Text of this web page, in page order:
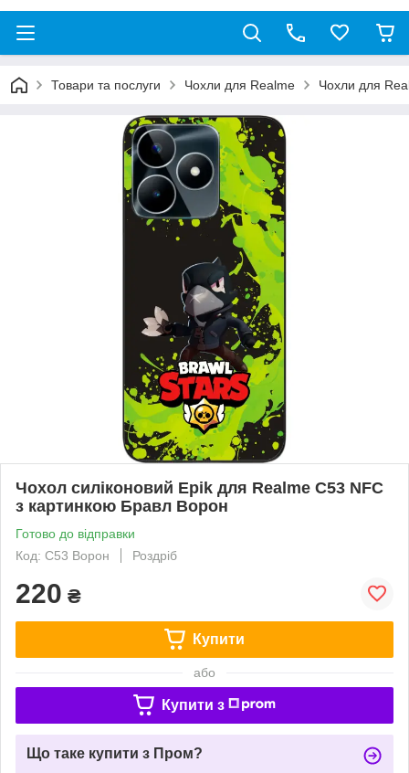
Товари та послуги Чохли для Realme Чохли для
Чохол силіконовий Epik для Realme C53 NFC
з картинкою Бравл Ворон
Готово до відправки
Код: C53 Ворон
Роздріб
220 ₴
Купити
або
Купити з
Що таке купити з Пром?